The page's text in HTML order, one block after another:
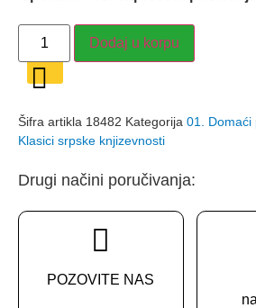
DJURA
JAKŠIĆ
-
SABRANA
DELA
Dodaj u korpu
Šifra artikla 18482 Kategorija 01. Domaći
Klasici srpske knjizevnosti
Drugi načini poručivanja:
POZOVITE NAS